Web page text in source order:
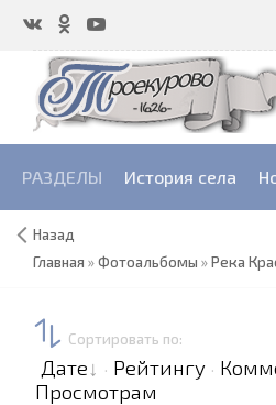
РАЗДЕЛЫ История села
Назад
Главная »Фотоальбомы »Река
Сортировать по:
Дате · Рейтингу ·
Просмотрам